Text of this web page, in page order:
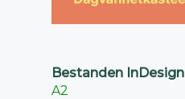
Bestanden InDesign
A2